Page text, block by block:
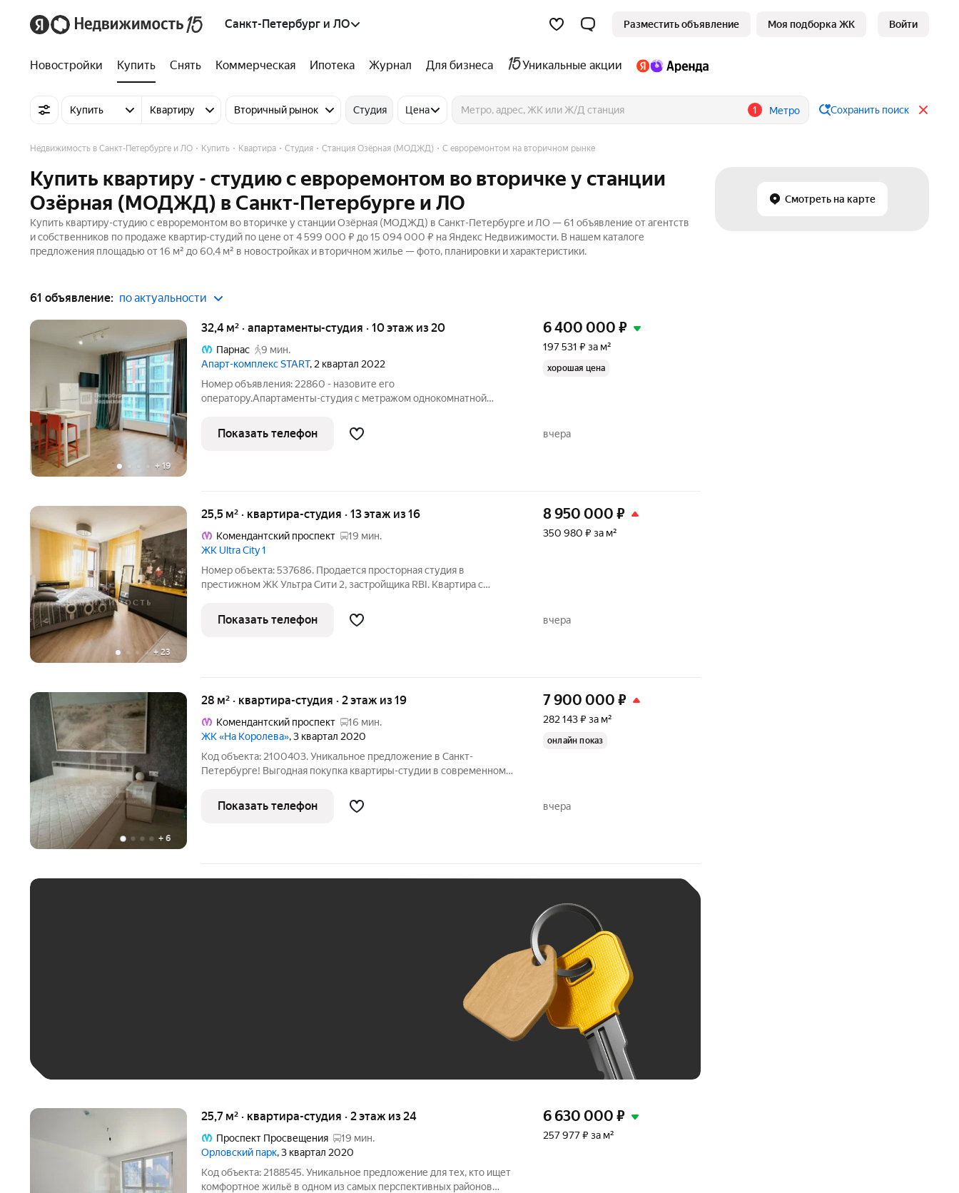
Санкт-Петербург и ЛО Разместить объявление Моя подборка ЖК Войти
Новостройки Купить Снять Коммерческая Ипотека Журнал Для бизнеса Уникальные акции
Купить Квартиру Вторичный рынок Студия Цена 1 Метро Сохранить поиск
Смотреть на карте
Недвижимость в Санкт-Петербурге и ЛО Купить Квартира Студия Станция Озёрная (МОДЖД) С евроремонтом на вторичном рынке
Купить квартиру - студию с евроремонтом во вторичке у станции
Озёрная (МОДЖД) в Санкт-Петербурге и ЛО
Купить квартиру-студию с евроремонтом во вторичке у станции Озёрная (МОДЖД) в Санкт-Петербурге и ЛО — 61 объявление от агентств
и собственников по продаже квартир-студий по цене от 4 599 000 ₽ до 15 094 000 ₽ на Яндекс Недвижимости. В нашем каталоге
предложения площадью от 16 м² до 60,4 м² в новостройках и вторичном жилье — фото, планировки и характеристики.
61 объявление: по актуальности
+ 19
32,4 м² · апартаменты-студия · 10 этаж из 20
Парнас
9 мин.
Апарт-комплекс START, 2 квартал 2022
Номер объявления: 22860 - назовите его
оператору.Апартаменты-студия с метражом однокомнатной
сдачи в аренду. В пешей доступности находятся: метро "Парнас",
поликлиника, детский сад, школа,
6 400 000 ₽
197 531 ₽ за м²
хорошая цена
Показать телефон вчера
+ 23
25,5 м² · квартира-студия · 13 этаж из 16
Комендантский проспект
19 мин.
ЖК Ultra City 1
Номер объекта: 537686. Продается просторная студия в
престижном ЖК Ультра Сити 2, застройщика RBI. Квартира с
останься новому владельцу. Окна квартиры смотрят в просторный
и тихий двор.
8 950 000 ₽
350 980 ₽ за м²
Показать телефон вчера
+ 6
28 м² · квартира-студия · 2 этаж из 19
Комендантский проспект
16 мин.
ЖК «На Королева», 3 квартал 2020
Код объекта: 2100403. Уникальное предложение в Санкт-
Петербурге! Выгодная покупка квартиры-студии в современном
втором этаже 19-этажного дома, построенного в 2020 году.
Общая площадь составляет
7 900 000 ₽
282 143 ₽ за м²
онлайн показ
Показать телефон вчера
25,7 м² · квартира-студия · 2 этаж из 24
Проспект Просвещения
19 мин.
Орловский парк, 3 квартал 2020
Код объекта: 2188545. Уникальное предложение для тех, кто ищет
комфортное жильё в одном из самых перспективных районов
6 630 000 ₽
257 977 ₽ за м²